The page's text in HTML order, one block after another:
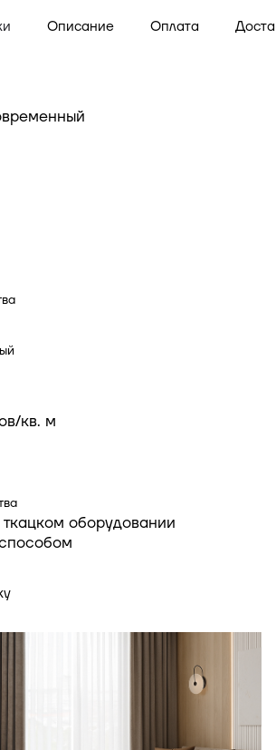
Описание Оплата
кв. м
ткацком оборудовании